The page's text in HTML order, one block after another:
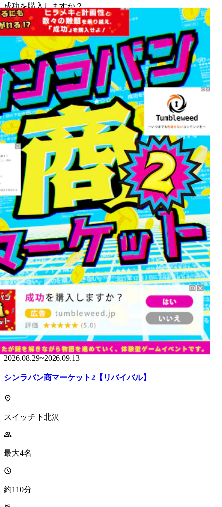
成功を購入しますか？
MORE INFO
チケット発売中
2026.08.29~2026.09.13
シンラバン商マーケット2【リバイバル】
スイッチ下北沢
最大4名
約110分